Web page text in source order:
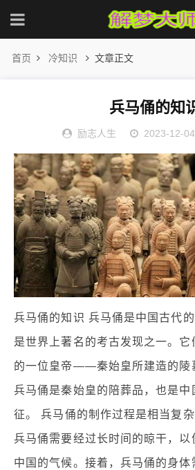
首页 冷知识 文章正文
兵马俑的知
励志人生 2023-12-
兵马俑的知识 兵马俑是中国古代
是世界上著名的考古发现之一。它
的一位皇帝——秦始皇所建造的陵
兵马俑是秦始皇的陪葬品，也是中
征。 兵马俑的制作过程是相当复杂
兵马俑需要经过长时间的晾干，以
中国的气候。接着，兵马俑的身体